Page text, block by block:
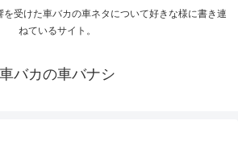
受けた車バカの車ネタについて好きな様に書き連
ねているサイト。
車バカの車バナシ